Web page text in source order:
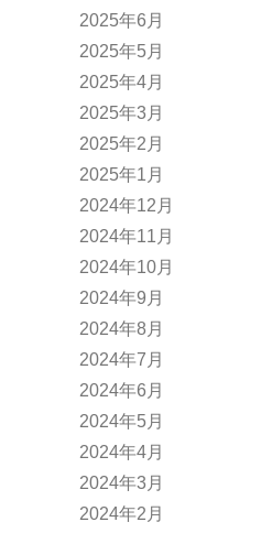
2025年6月
2025年5月
2025年4月
2025年3月
2025年2月
2025年1月
2024年12月
2024年11月
2024年10月
2024年9月
2024年8月
2024年7月
2024年6月
2024年5月
2024年4月
2024年3月
2024年2月